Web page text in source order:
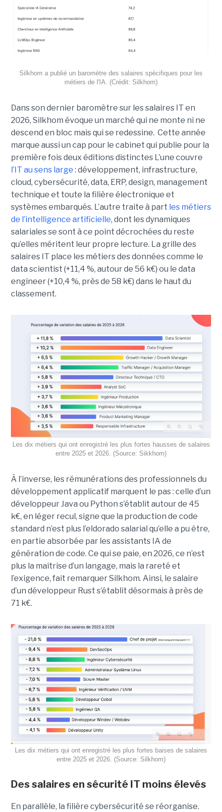
Silkhom a publié un baromètre des salaires spécifiques pour les
métiers de l'IA. (Crédit: Silkhom)
Dans son dernier baromètre sur les salaires IT en
2026, Silkhom évoque un marché qui ne monte ni ne
descend en bloc mais qui se redessine. Cette année
marque aussi un cap pour le cabinet qui publie pour la
première fois deux éditions distinctes L’une couvre
l’IT au sens large : développement, infrastructure,
cloud, cybersécurité, data, ERP, design, management
technique et toute la filière électronique et
systèmes embarqués. L’autre traite à part les métiers
de l’intelligence artificielle, dont les dynamiques
salariales se sont à ce point décrochées du reste
qu’elles méritent leur propre lecture. La grille des
salaires IT place les métiers des données comme le
data scientist (+11,4 %, autour de 56 k€) ou le data
engineer (+10,4 %, près de 58 k€) dans le haut du
classement.
Les dix métiers qui ont enregistré les plus fortes hausses de salaires
entre 2025 et 2026. (Source: Sikkhom)
À l’inverse, les rémunérations des professionnels du
développement applicatif marquent le pas : celle d’un
développeur Java ou Python s’établit autour de 45
k€, en léger recul, signe que la production de code
standard n’est plus l’eldorado salarial qu’elle a pu être,
en partie absorbée par les assistants IA de
génération de code. Ce qui se paie, en 2026, ce n’est
plus la maîtrise d’un langage, mais la rareté et
l’exigence, fait remarquer Silkhom. Ainsi, le salaire
d’un développeur Rust s’établit désormais à près de
71 k€.
Les dix métiers qui ont enregistré les plus fortes baises de salaires
entre 2025 et 2026. (Source: Silkhom)
Des salaires en sécurité IT moins élevés
En parallèle, la filière cybersécurité se réorganise.